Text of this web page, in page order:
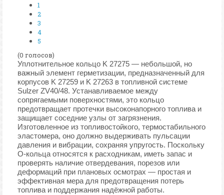
1
2
3
4
5
(0 голосов)
Уплотнительное кольцо K 27275 — небольшой, но
важный элемент герметизации, предназначенный для
корпусов K 27259 и K 27263 в топливной системе
Sulzer ZV40/48. Устанавливаемое между
сопрягаемыми поверхностями, это кольцо
предотвращает протечки высоконапорного топлива и
защищает соседние узлы от загрязнения.
Изготовленное из топливостойкого, термостабильного
эластомера, оно должно выдерживать пульсации
давления и вибрации, сохраняя упругость. Поскольку
O-кольца относятся к расходникам, иметь запас и
проверять наличие отвердевания, порезов или
деформаций при плановых осмотрах — простая и
эффективная мера для предотвращения потерь
топлива и поддержания надёжной работы.